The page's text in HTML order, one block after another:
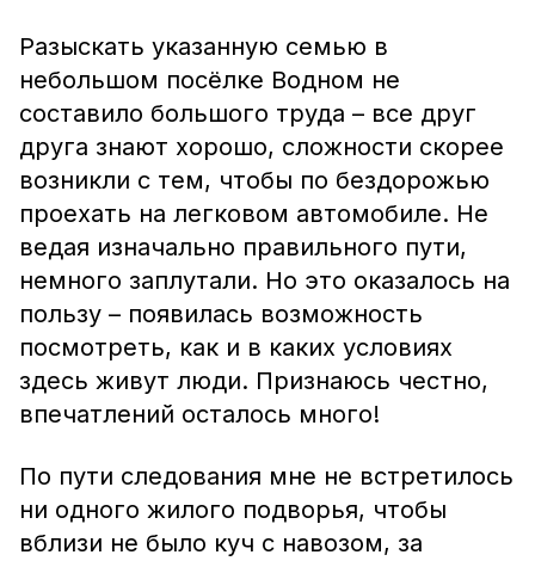
Разыскать указанную семью в
небольшом посёлке Водном не
составило большого труда – все друг
друга знают хорошо, сложности скорее
возникли с тем, чтобы по бездорожью
проехать на легковом автомобиле. Не
ведая изначально правильного пути,
немного заплутали. Но это оказалось на
пользу – появилась возможность
посмотреть, как и в каких условиях
здесь живут люди. Признаюсь честно,
впечатлений осталось много!
По пути следования мне не встретилось
ни одного жилого подворья, чтобы
вблизи не было куч с навозом, за